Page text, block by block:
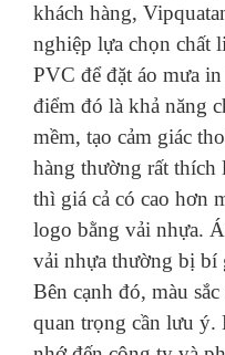
khách hàng,
nghiệp lựa chọn chất
PVC để đặt áo mưa
điểm đó là khả năng
mềm, tạo cảm giác
hàng thường rất thích
thì giá cả có cao hơn
logo bằng vải nhựa.
vải nhựa thường bị
Bên cạnh đó, màu
quan trọng cần lưu ý.